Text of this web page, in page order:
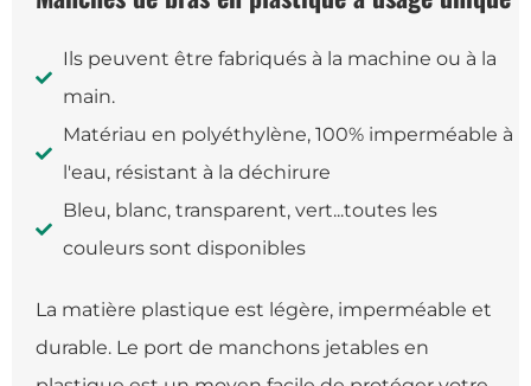
Ils peuvent être fabriqués à la machine ou à la
main.
Matériau en polyéthylène, 100% imperméable à
l'eau, résistant à la déchirure
Bleu, blanc, transparent, vert...toutes les
couleurs sont disponibles
La matière plastique est légère, imperméable et
durable. Le port de manchons jetables en